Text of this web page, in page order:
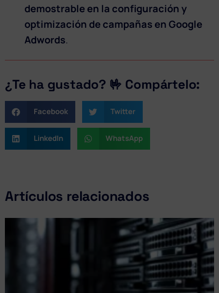
demostrable en la configuración y
optimización de campañas en Google
Adwords.
¿Te ha gustado? 🤟 Compártelo:
Facebook Twitter
LinkedIn WhatsApp
Artículos relacionados